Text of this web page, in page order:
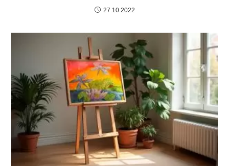
27.10.2022